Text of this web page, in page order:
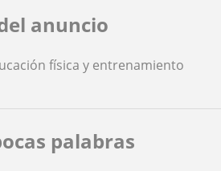
anuncio
física y entrenamiento
palabras